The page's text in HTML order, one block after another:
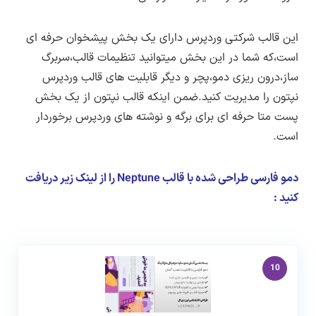
و تغییرات برای بهبود در زبان فارسی (راستچین)
هستند و مشکلات یا باگ های احتمالی که ناشی از
فارسی سازی یا ترجمه محصول نباشند باید توسط
طراح اصلی رفع شوند و تا رفع این مشکلات باید
منتظر انتشار نسخه بروزرسانی توسط طراح اصلی
رسانیبروزرسانی در سایت لرن دی الاطلاع رسانی
این قالب شرکتی وردپرس دارای یک بخش پیشخوان حرفه ای
است،که شما در این بخش میتوانید تنظیمات قالب،سربرگ
ساز،درون ریزی دمو،پچر و دیگر قابلیت های قالب وردپرس
نپتون را مدیریت کنید.ضمن اینکه قالب نپتون از یک بخش
پست متا حرفه ای برای برگه و نوشته های وردپرس برخوردار
است.
دمو فارسی طراحی شده با قالب Neptune را از لینک زیر دریافت
کنید :
10